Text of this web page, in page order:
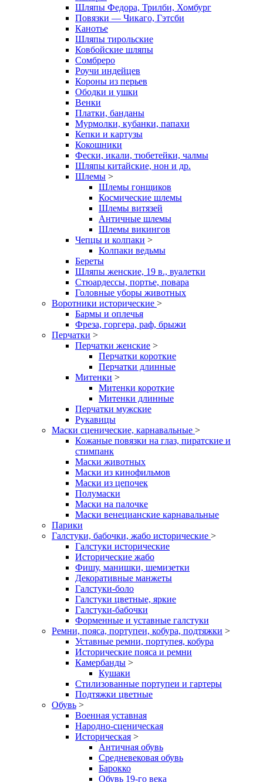
Шляпы Федора, Трилби, Хомбург
Повязки — Чикаго, Гэтсби
Канотье
Шляпы тирольские
Ковбойские шляпы
Сомбреро
Роучи индейцев
Короны из перьев
Ободки и ушки
Венки
Платки, банданы
Мурмолки, кубанки, папахи
Кепки и картузы
Кокошники
Фески, икали, тюбетейки, чалмы
Шляпы китайские, нон и др.
Шлемы >
Шлемы гонщиков
Космические шлемы
Шлемы витязей
Античные шлемы
Шлемы викингов
Чепцы и колпаки >
Колпаки ведьмы
Береты
Шляпы женские, 19 в., вуалетки
Стюардессы, портье, повара
Головные уборы животных
Воротники исторические >
Бармы и оплечья
Фреза, горгера, раф, брыжи
Перчатки >
Перчатки женские >
Перчатки короткие
Перчатки длинные
Митенки >
Митенки короткие
Митенки длинные
Перчатки мужские
Рукавицы
Маски сценические, карнавальные >
Кожаные повязки на глаз, пиратские и
стимпанк
Маски животных
Маски из кинофильмов
Маски из цепочек
Полумаски
Маски на палочке
Маски венецианские карнавальные
Парики
Галстуки, бабочки, жабо исторические >
Галстуки исторические
Исторические жабо
Фишу, манишки, шемизетки
Декоративные манжеты
Галстуки-боло
Галстуки цветные, яркие
Галстуки-бабочки
Форменные и уставные галстуки
Ремни, пояса, портупеи, кобура, подтяжки >
Уставные ремни, портупея, кобура
Исторические пояса и ремни
Камербанды >
Кушаки
Стилизованные портупеи и гартеры
Подтяжки цветные
Обувь >
Военная уставная
Народно-сценическая
Историческая >
Античная обувь
Средневековая обувь
Барокко
Обувь 19-го века